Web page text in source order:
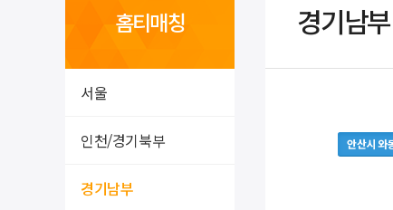
홈티매칭
서울
인천/경기북부
경기남부
경기남
안산시 와